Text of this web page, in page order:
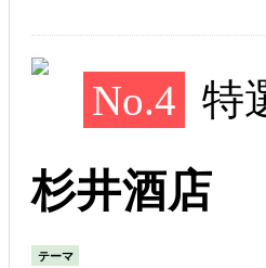
No.4 特
杉井酒店
テーマ